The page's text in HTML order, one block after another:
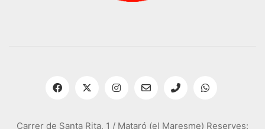
Carrer de Santa Rita, 1 / Mataró (el Maresme) Reserves: